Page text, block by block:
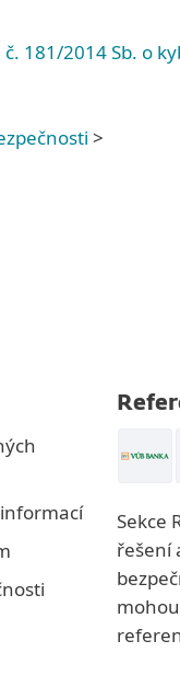
181/2014 Sb. o
>
Sekce
řešení